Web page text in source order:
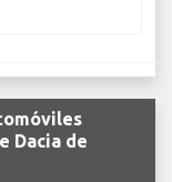
Dacia de